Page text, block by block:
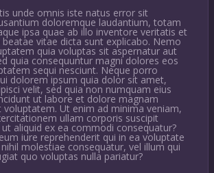
unde omnis iste natus error sit
doloremque laudantium, totam
ipsa quae ab illo inventore veritatis et
vitae dicta sunt explicabo. Nemo
quia voluptas sit aspernatur aut
quia consequuntur magni dolores eos
sequi nesciunt. Neque porro
dolorem ipsum quia dolor sit amet,
velit, sed quia non numquam eius
ut labore et dolore magnam
voluptatem. Ut enim ad minima veniam,
ullam corporis suscipit
aliquid ex ea commodi consequatur?
iure reprehenderit qui in ea voluptate
molestiae consequatur, vel illum qui
quo voluptas nulla pariatur?